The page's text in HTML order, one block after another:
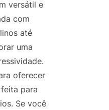
versátil e
com
até
uma
oferecer
para
Se você